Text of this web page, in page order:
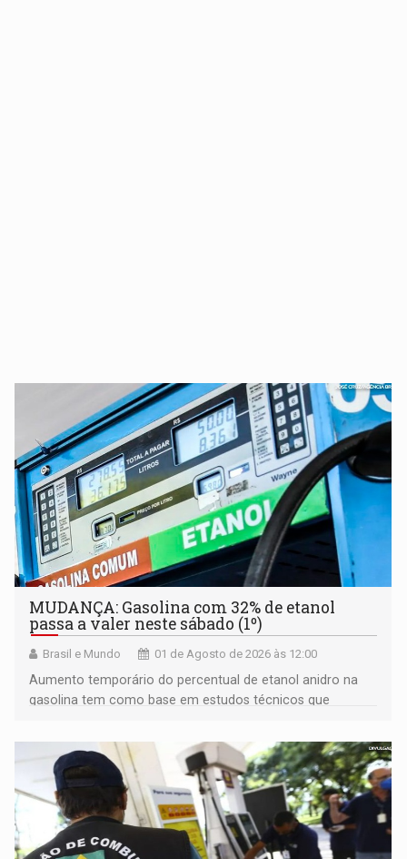
MUDANÇA: Gasolina com 32% de etanol
passa a valer neste sábado (1º)
Brasil e Mundo 01 de Agosto de 2026 às 12:00
Aumento temporário do percentual de etanol anidro na
gasolina tem como base em estudos técnicos que
para a frota brasileira